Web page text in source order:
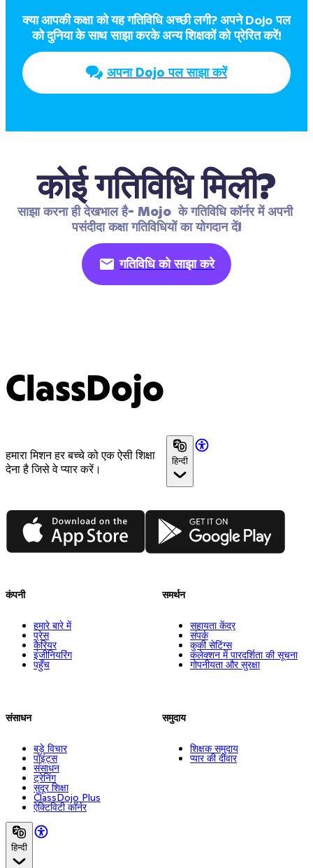
क्या आपकी कक्षा को यह गतिविधि अच्छी लगी? अपने Dojo पल
को दुनिया के साथ साझा करके अन्य शिक्षकों को प्रेरित करें!
अपना Dojo पल साझा करें
कोई गतिविधि मिली?
साझा करना ही देखभाल है- Mojo  के गतिविधि कॉर्नर में अपनी
पसंदीदा कक्षा गतिविधियों का योगदान दें!
गतिविधि को साझा करे
ClassDojo
हमारा मिशन हर बच्चे को एक ऐसी शिक्षा
देना है जिसे वे प्यार करें।
हिन्दी
App Store Google Play
कंपनी
हमारे बारे में
प्रेस
कैरियर
इंजीनियरिंग
पहुँच
संसाधन
बड़े विचार
पॉइंट्स
संसाधन
ट्रेनिंग
सुदूर शिक्षा
ClassDojo Plus
ऐक्टिविटी कॉर्नर
समर्थन
सहायता केंद्र
संपर्क
कुकी सेटिंग्स
कलेक्शन में पारदर्शिता की सूचना
गोपनीयता और सुरक्षा
समुदाय
शिक्षक समुदाय
प्यार की दीवार
हिन्दी